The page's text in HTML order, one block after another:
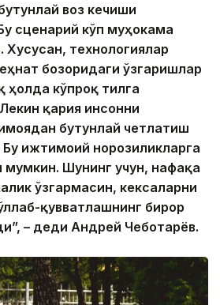
воз кечиши
сценарий кўп муҳокама
технологиялар
бозоридаги ўзгаришлар
ҳолда кўпроқ тилга
қария инсонни
бутунлай четлатиш
ижтимоий норозиликларга
мумкин. Шунинг учун, нафақа
ўзгармасин, кексаларни
қувватлашнинг бирор
– деди Андрей Чеботарёв.